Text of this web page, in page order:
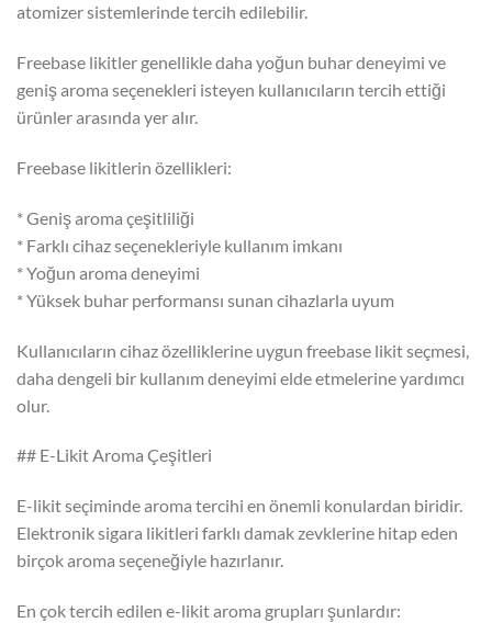
atomizer sistemlerinde tercih edilebilir.
Freebase likitler genellikle daha yoğun buhar deneyimi ve
geniş aroma seçenekleri isteyen kullanıcıların tercih ettiği
ürünler arasında yer alır.
Freebase likitlerin özellikleri:
* Geniş aroma çeşitliliği
* Farklı cihaz seçenekleriyle kullanım imkanı
* Yoğun aroma deneyimi
* Yüksek buhar performansı sunan cihazlarla uyum
Kullanıcıların cihaz özelliklerine uygun freebase likit seçmesi,
daha dengeli bir kullanım deneyimi elde etmelerine yardımcı
olur.
## E-Likit Aroma Çeşitleri
E-likit seçiminde aroma tercihi en önemli konulardan biridir.
Elektronik sigara likitleri farklı damak zevklerine hitap eden
birçok aroma seçeneğiyle hazırlanır.
En çok tercih edilen e-likit aroma grupları şunlardır: